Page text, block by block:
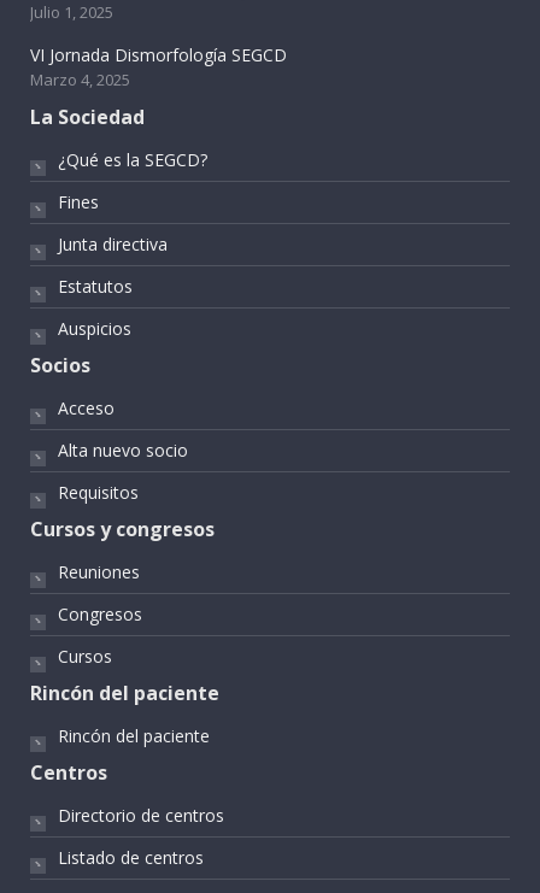
Julio 1, 2025
VI Jornada Dismorfología SEGCD
Marzo 4, 2025
La Sociedad
¿Qué es la SEGCD?
Fines
Junta directiva
Estatutos
Auspicios
Socios
Acceso
Alta nuevo socio
Requisitos
Cursos y congresos
Reuniones
Congresos
Cursos
Rincón del paciente
Rincón del paciente
Centros
Directorio de centros
Listado de centros